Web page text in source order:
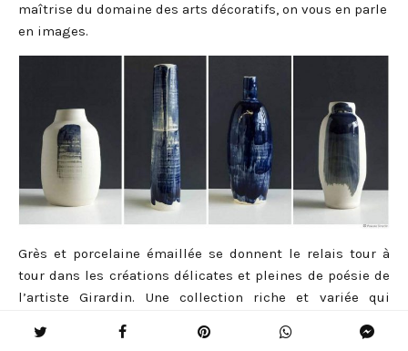
maîtrise du domaine des arts décoratifs, on vous en parle
en images.
Grès et porcelaine émaillée se donnent le relais tour à
tour dans les créations délicates et pleines de poésie de
l’artiste Girardin. Une collection riche et variée qui
sans appel. On apprécie les teintes unies qui offrent aux